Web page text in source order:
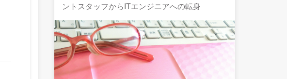
ントスタッフからITエンジニアへの転身